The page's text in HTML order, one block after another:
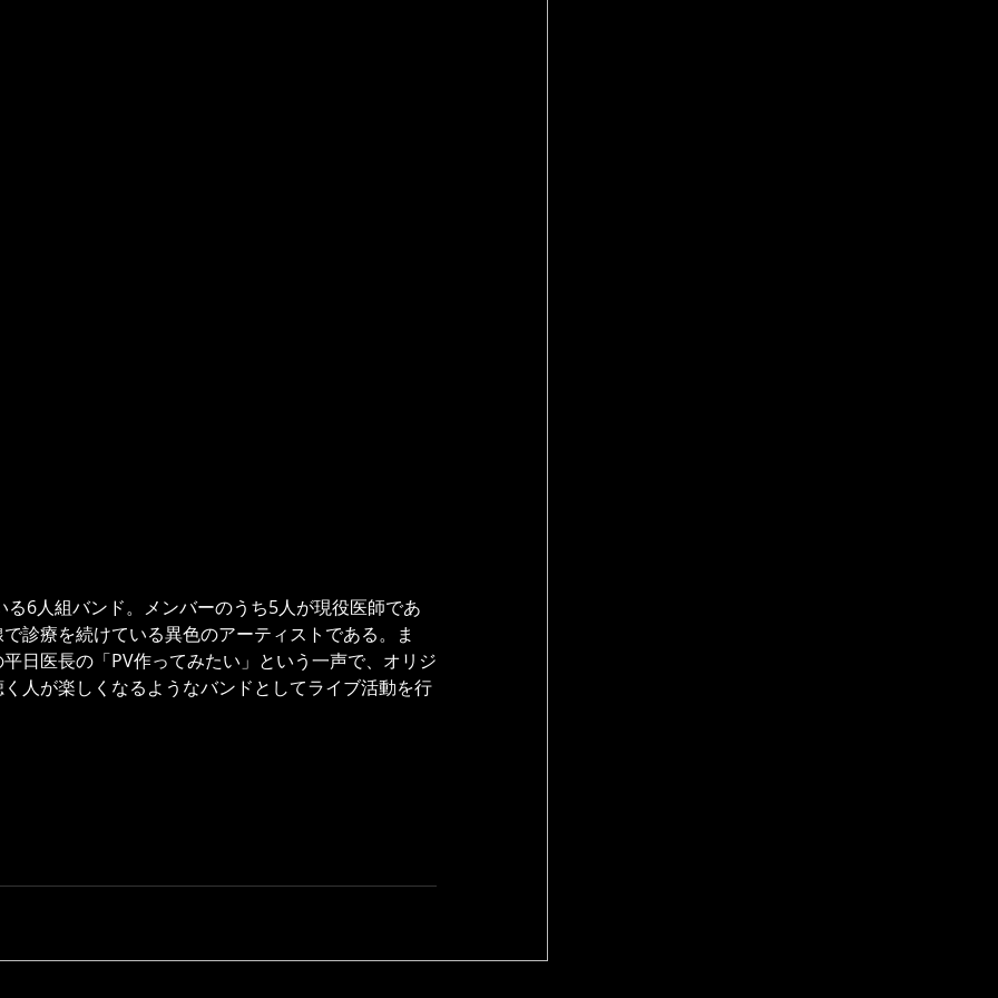
6人組バンド。メンバーのうち5人が現役医師であ
診療を続けている異色のアーティストである。ま
日医長の「PV作ってみたい」という一声で、オリジ
人が楽しくなるようなバンドとしてライブ活動を行